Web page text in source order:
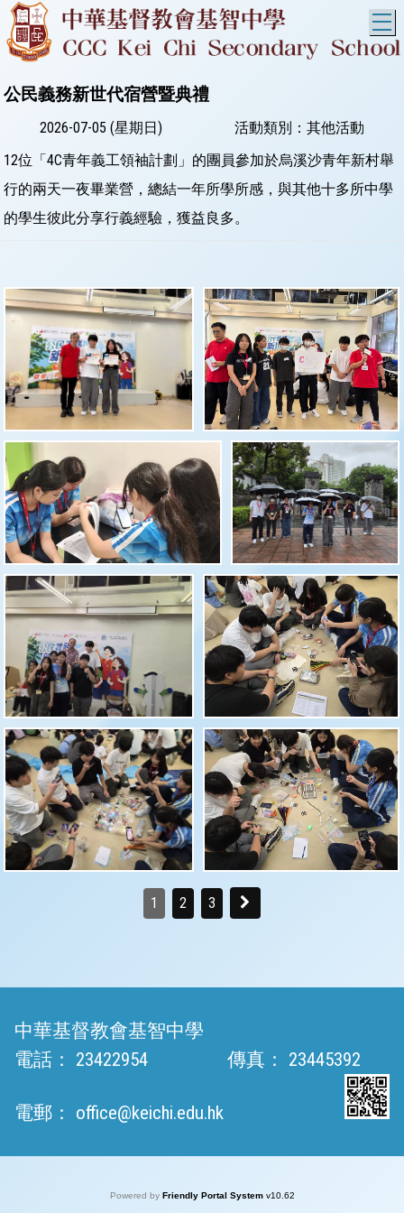
公民義務新世代宿營暨典禮
2026-07-05 (星期日)
活動類別：其他活動
12位「4C青年義工領袖計劃」的團員參加於烏溪沙青年新村舉
行的兩天一夜畢業營，總結一年所學所感，與其他十多所中學
的學生彼此分享行義經驗，獲益良多。
1 2 3
中華基督教會基智中學
電話：
23422954 傳真： 23445392
電郵： office@keichi.edu.hk
Powered by Friendly Portal System v10.62